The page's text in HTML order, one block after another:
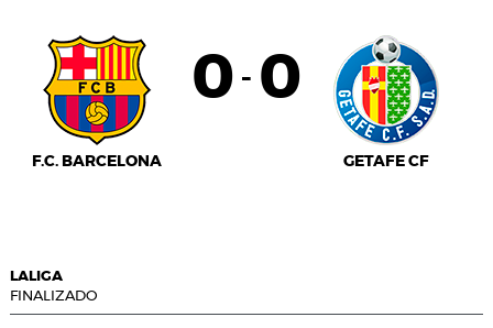
F.C. BARCELONA
0 - 0
GETAFE CF
LALIGA
FINALIZADO